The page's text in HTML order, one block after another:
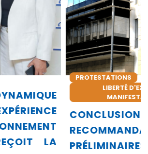
ET
DU CONSEIL
D'EXPRESSION, DE RÉUNION, DE
ET D'ASSOCIATION